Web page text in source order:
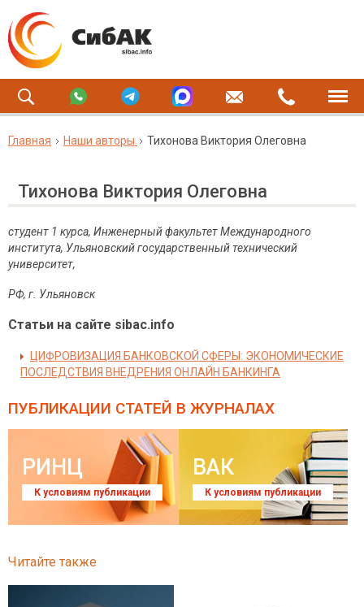
Главная Наши авторы Тихонова Виктория Олеговна
Тихонова Виктория Олеговна
студент 1 курса, Инженерный факультет Международного
института, Ульяновский государственный технический
университет,
РФ, г. Ульяновск
Статьи на сайте sibac.info
ЦИФРОВИЗАЦИЯ БАНКОВСКОЙ СФЕРЫ: ЭКОНОМИЧЕСКИЕ
ПОСЛЕДСТВИЯ ВНЕДРЕНИЯ ОНЛАЙН БАНКИНГА
ПУБЛИКАЦИИ СТАТЕЙ В ЖУРНАЛАХ
РИНЦ
К условиям публикации
ВАК
К условиям публикации
Читайте также